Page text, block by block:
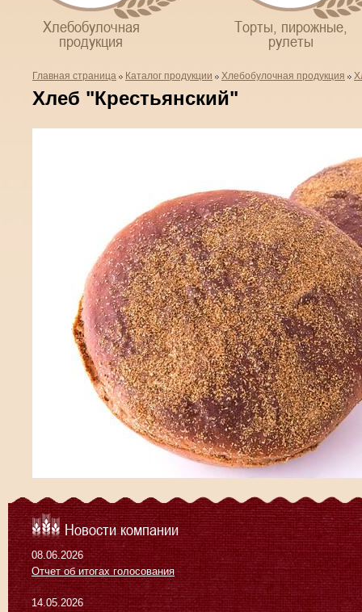
Хлебобулочная
продукция
Торты, пирожные,
рулеты
Главная страница Каталог продукции Хлебобулочная продукция
Хлеб "Крестьянский"
Новости компании
08.06.2026
Отчет об итогах голосования
14.05.2026